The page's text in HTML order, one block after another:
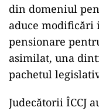
din domeniul
aduce
pensionare
asimilat, una
pachetul
Judecătorii ÎCCJ